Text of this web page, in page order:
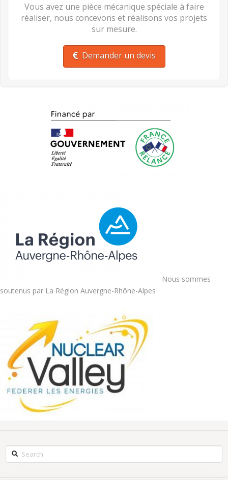
Vous avez une pièce mécanique spéciale à faire
réaliser, nous concevons et réalisons vos projets
sur mesure.
Demander un devis
Nous sommes
soutenus par La Région Auvergne-Rhône-Alpes
Search